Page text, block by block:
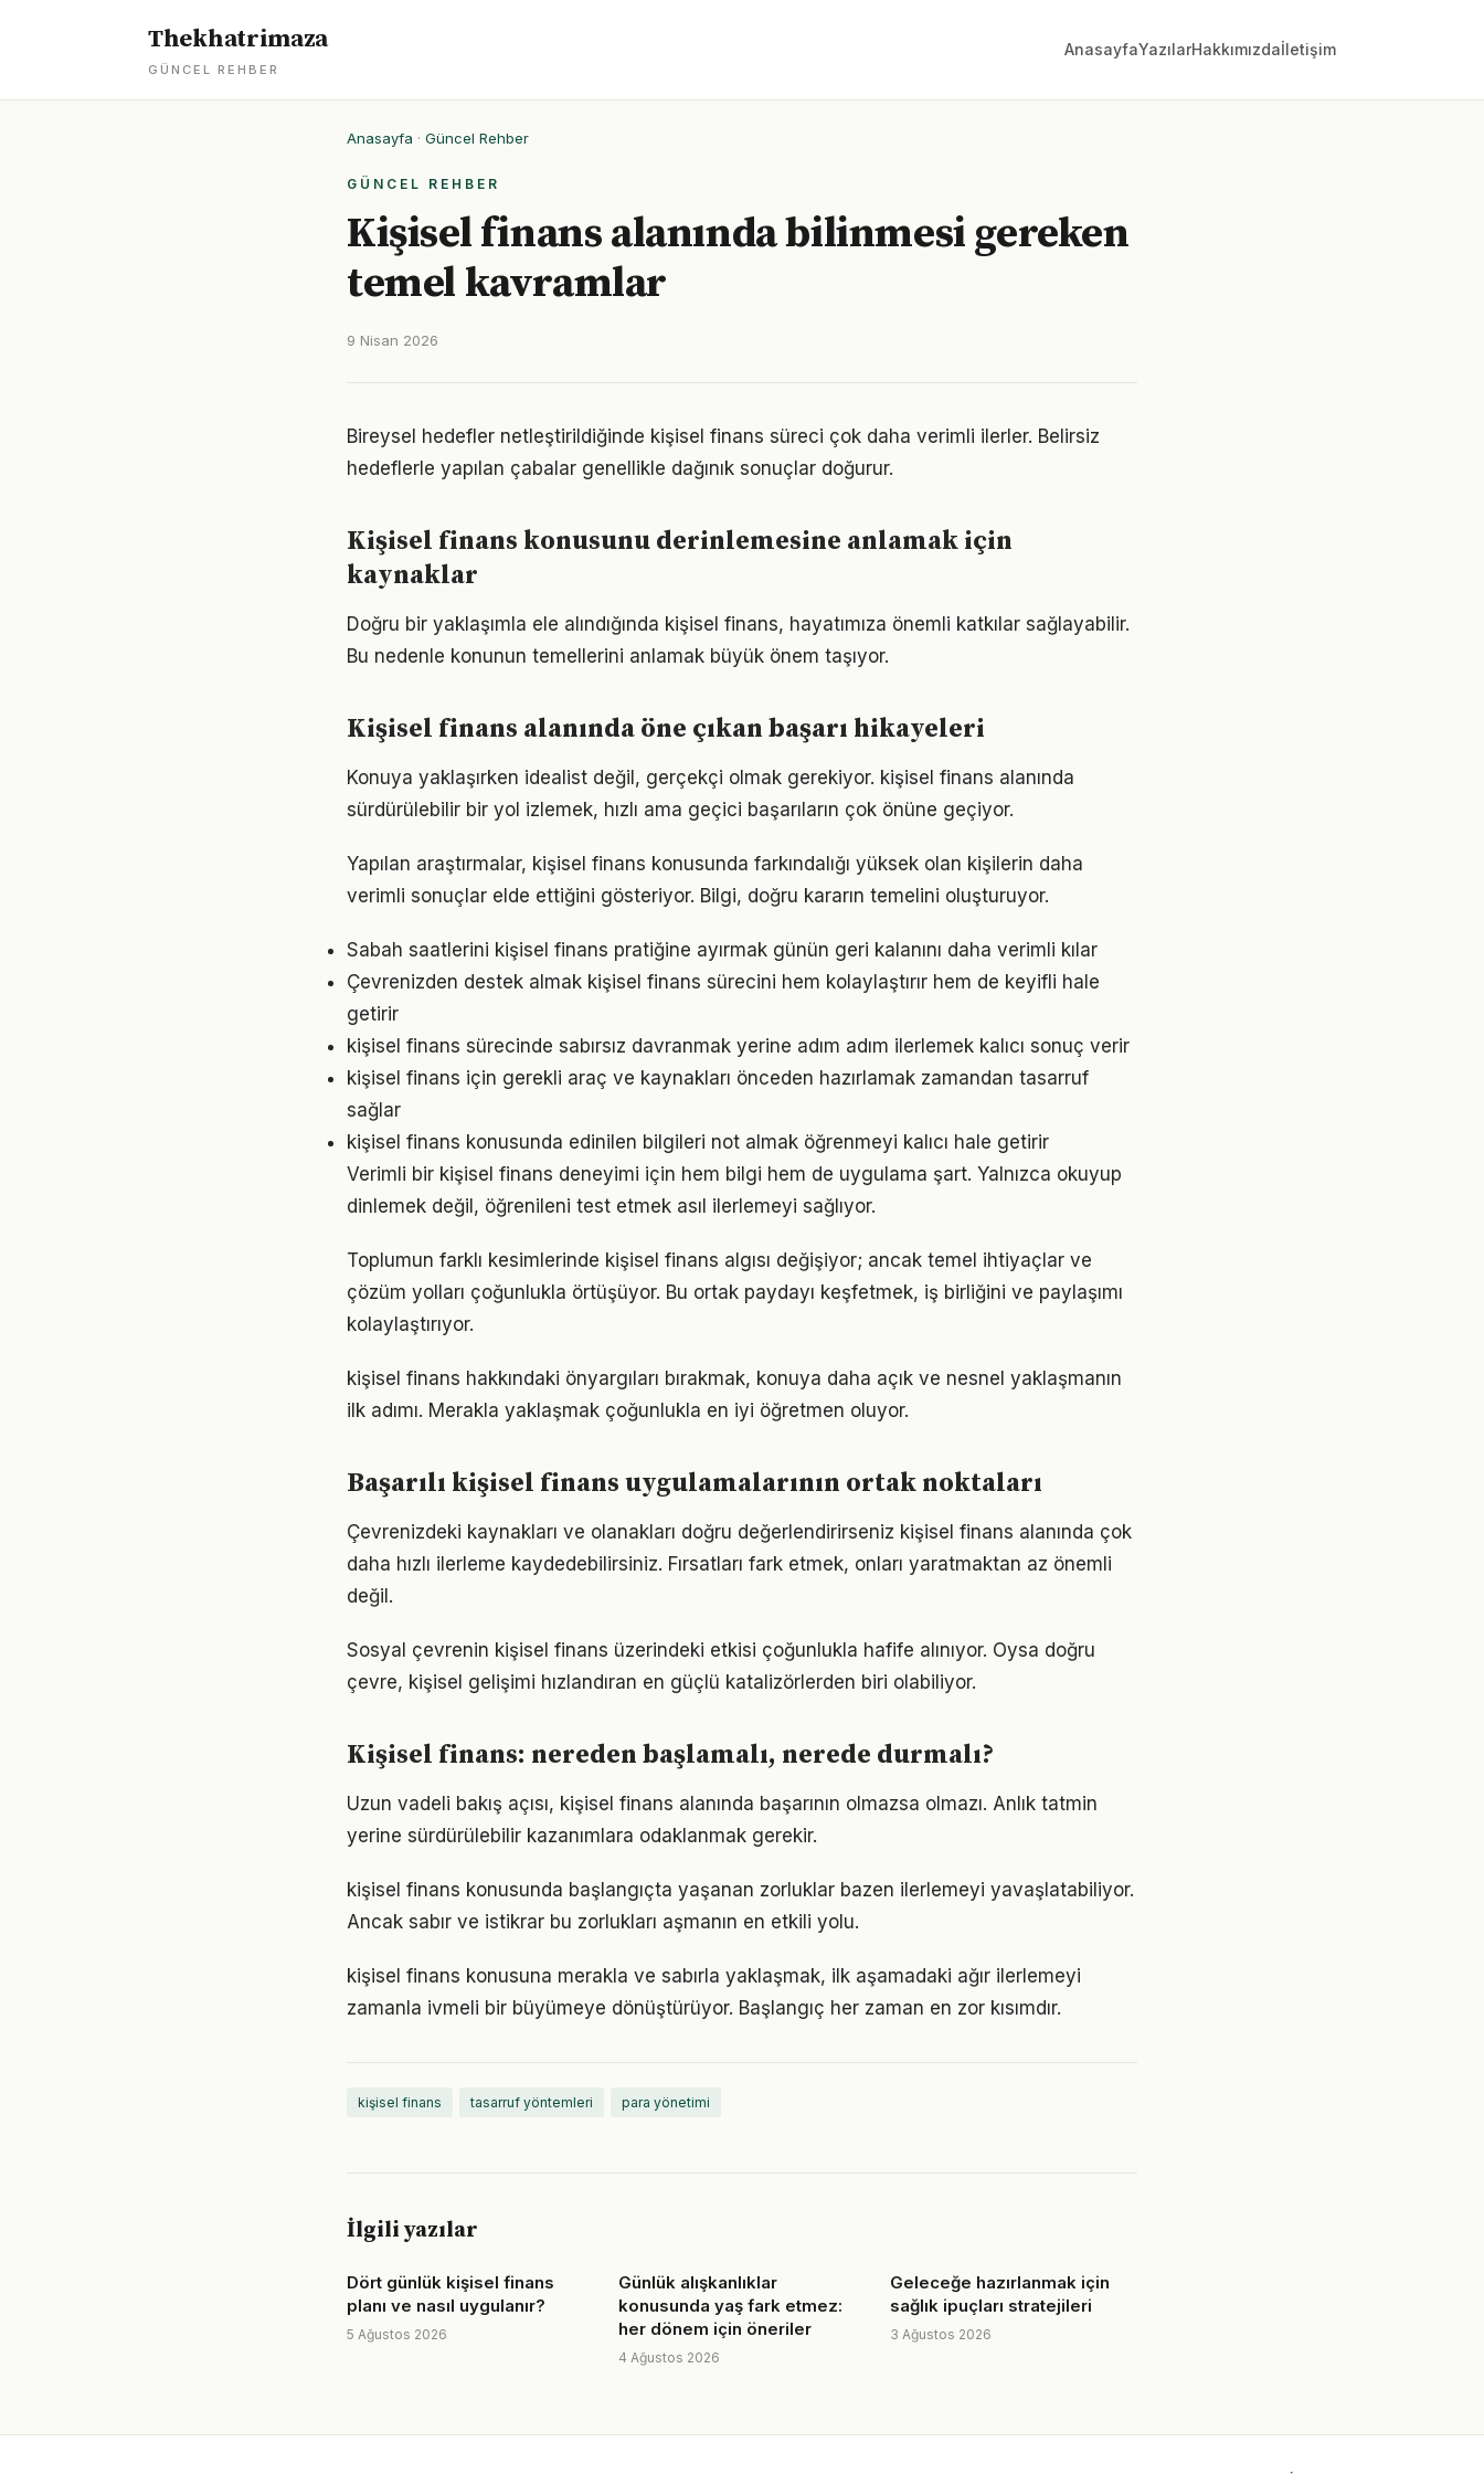
Thekhatrimaza
GÜNCEL REHBER
AnasayfaYazılarHakkımızdaİletişim
Anasayfa · Güncel Rehber
GÜNCEL REHBER
Kişisel finans alanında bilinmesi gereken
temel kavramlar
9 Nisan 2026
Bireysel hedefler netleştirildiğinde kişisel finans süreci çok daha verimli ilerler. Belirsiz
hedeflerle yapılan çabalar genellikle dağınık sonuçlar doğurur.
Kişisel finans konusunu derinlemesine anlamak için
kaynaklar
Doğru bir yaklaşımla ele alındığında kişisel finans, hayatımıza önemli katkılar sağlayabilir.
Bu nedenle konunun temellerini anlamak büyük önem taşıyor.
Kişisel finans alanında öne çıkan başarı hikayeleri
Konuya yaklaşırken idealist değil, gerçekçi olmak gerekiyor. kişisel finans alanında
sürdürülebilir bir yol izlemek, hızlı ama geçici başarıların çok önüne geçiyor.
Yapılan araştırmalar, kişisel finans konusunda farkındalığı yüksek olan kişilerin daha
verimli sonuçlar elde ettiğini gösteriyor. Bilgi, doğru kararın temelini oluşturuyor.
Sabah saatlerini kişisel finans pratiğine ayırmak günün geri kalanını daha verimli kılar
Çevrenizden destek almak kişisel finans sürecini hem kolaylaştırır hem de keyifli hale
getirir
kişisel finans sürecinde sabırsız davranmak yerine adım adım ilerlemek kalıcı sonuç verir
kişisel finans için gerekli araç ve kaynakları önceden hazırlamak zamandan tasarruf
sağlar
kişisel finans konusunda edinilen bilgileri not almak öğrenmeyi kalıcı hale getirir
Verimli bir kişisel finans deneyimi için hem bilgi hem de uygulama şart. Yalnızca okuyup
dinlemek değil, öğrenileni test etmek asıl ilerlemeyi sağlıyor.
Toplumun farklı kesimlerinde kişisel finans algısı değişiyor; ancak temel ihtiyaçlar ve
çözüm yolları çoğunlukla örtüşüyor. Bu ortak paydayı keşfetmek, iş birliğini ve paylaşımı
kolaylaştırıyor.
kişisel finans hakkındaki önyargıları bırakmak, konuya daha açık ve nesnel yaklaşmanın
ilk adımı. Merakla yaklaşmak çoğunlukla en iyi öğretmen oluyor.
Başarılı kişisel finans uygulamalarının ortak noktaları
Çevrenizdeki kaynakları ve olanakları doğru değerlendirirseniz kişisel finans alanında çok
daha hızlı ilerleme kaydedebilirsiniz. Fırsatları fark etmek, onları yaratmaktan az önemli
değil.
Sosyal çevrenin kişisel finans üzerindeki etkisi çoğunlukla hafife alınıyor. Oysa doğru
çevre, kişisel gelişimi hızlandıran en güçlü katalizörlerden biri olabiliyor.
Kişisel finans: nereden başlamalı, nerede durmalı?
Uzun vadeli bakış açısı, kişisel finans alanında başarının olmazsa olmazı. Anlık tatmin
yerine sürdürülebilir kazanımlara odaklanmak gerekir.
kişisel finans konusunda başlangıçta yaşanan zorluklar bazen ilerlemeyi yavaşlatabiliyor.
Ancak sabır ve istikrar bu zorlukları aşmanın en etkili yolu.
kişisel finans konusuna merakla ve sabırla yaklaşmak, ilk aşamadaki ağır ilerlemeyi
zamanla ivmeli bir büyümeye dönüştürüyor. Başlangıç her zaman en zor kısımdır.
kişisel finans tasarruf yöntemleri para yönetimi
İlgili yazılar
Dört günlük kişisel finans
planı ve nasıl uygulanır?
5 Ağustos 2026
Günlük alışkanlıklar
konusunda yaş fark etmez:
her dönem için öneriler
4 Ağustos 2026
Geleceğe hazırlanmak için
sağlık ipuçları stratejileri
3 Ağustos 2026